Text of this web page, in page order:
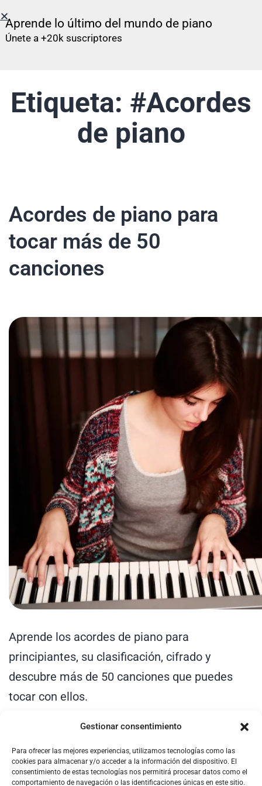
Gestionar consentimiento
Para ofrecer las mejores experiencias, utilizamos tecnologías como las
cookies para almacenar y/o acceder a la información del dispositivo. El
consentimiento de estas tecnologías nos permitirá procesar datos como el
comportamiento de navegación o las identificaciones únicas en este sitio.
Mi Cuenta
Etiqueta: #Acordes
de piano
Acordes de piano para
tocar más de 50
canciones
Aprende los acordes de piano para
principiantes, su clasificación, cifrado y
descubre más de 50 canciones que puedes
tocar con ellos.
Aprende lo último del mundo de piano
Únete a +20k suscriptores